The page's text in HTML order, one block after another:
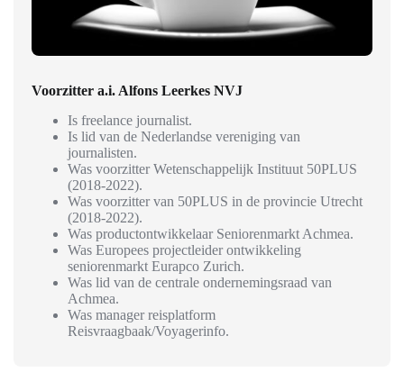
Voorzitter a.i. Alfons Leerkes NVJ
Is freelance journalist.
Is lid van de Nederlandse vereniging van
journalisten.
Was voorzitter Wetenschappelijk Instituut 50PLUS
(2018-2022).
Was voorzitter van 50PLUS in de provincie Utrecht
(2018-2022).
Was productontwikkelaar Seniorenmarkt Achmea.
Was Europees projectleider ontwikkeling
seniorenmarkt Eurapco Zurich.
Was lid van de centrale ondernemingsraad van
Achmea.
Was manager reisplatform
Reisvraagbaak/Voyagerinfo.